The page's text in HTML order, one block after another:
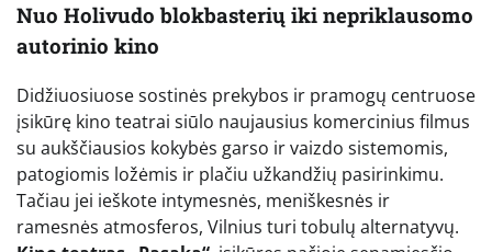
Nuo Holivudo blokbasterių iki nepriklausomo
autorinio kino
Didžiuosiuose sostinės prekybos ir pramogų centruose
įsikūrę kino teatrai siūlo naujausius komercinius filmus
su aukščiausios kokybės garso ir vaizdo sistemomis,
patogiomis ložėmis ir plačiu užkandžių pasirinkimu.
Tačiau jei ieškote intymesnės, meniškesnės ir
ramesnės atmosferos, Vilnius turi tobulų alternatyvų.